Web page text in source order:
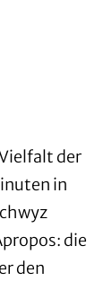
der
in
die
den